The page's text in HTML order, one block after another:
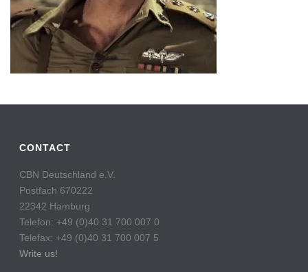
CONTACT
CBN Deutschland e.V.
Postfach 670222
22342 Hamburg
Telefon: +49 (0)40 31 700 007 0
Telefax: +49 (0)40 31 700 007 5
Write us!